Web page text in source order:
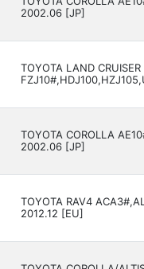
2002.06 [JP]
TOYOTA LAND CRUISER
TOYOTA COROLLA
2002.06 [JP]
TOYOTA RAV4
2012.12 [EU]